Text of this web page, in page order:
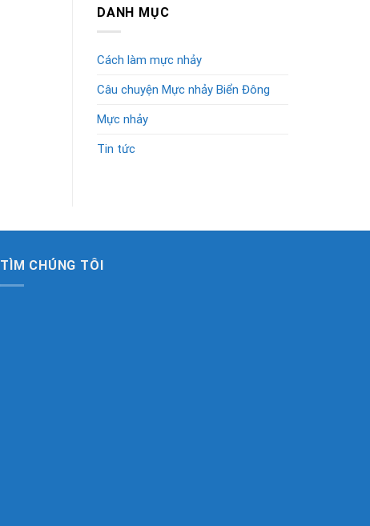
DANH MỤC
Cách làm mực nhảy
Câu chuyện Mực nhảy Biển Đông
Mực nhảy
Tin tức
TÌM CHÚNG TÔI